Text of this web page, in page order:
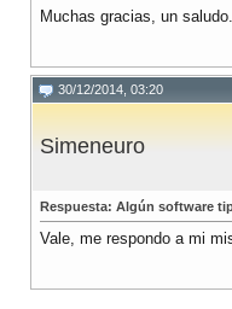
Muchas gracias, un saludo.
30/12/2014, 03:20
Simeneuro
Respuesta: Algún software
Vale, me respondo a mi